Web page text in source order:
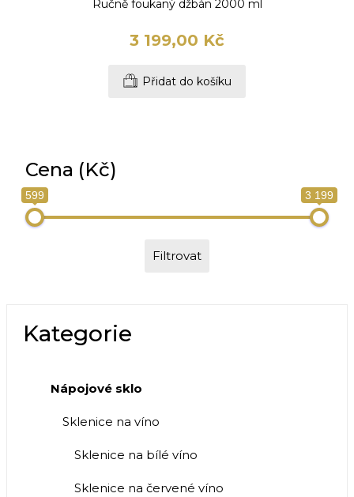
Ručně foukaný džbán 2000 ml
3 199,00 Kč
Přidat do košíku
Cena (Kč)
599 3 199
Filtrovat
Kategorie
Nápojové sklo
Sklenice na víno
Sklenice na bílé víno
Sklenice na červené víno